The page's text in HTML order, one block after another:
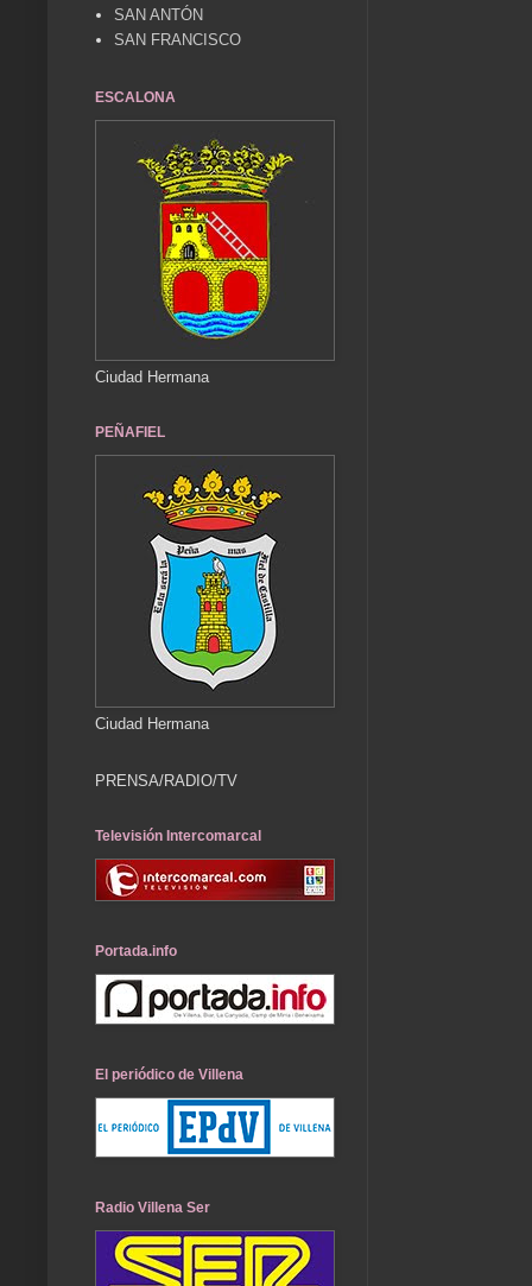
SAN ANTÓN
SAN FRANCISCO
ESCALONA
Ciudad Hermana
PEÑAFIEL
Ciudad Hermana
PRENSA/RADIO/TV
Televisión Intercomarcal
Portada.info
El periódico de Villena
Radio Villena Ser